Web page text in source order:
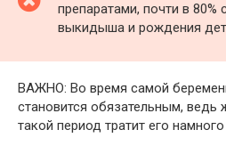
препаратами, почти в 80%
выкидыша и рождения
ВАЖНО: Во время самой
становится обязательным, ведь
такой период тратит его